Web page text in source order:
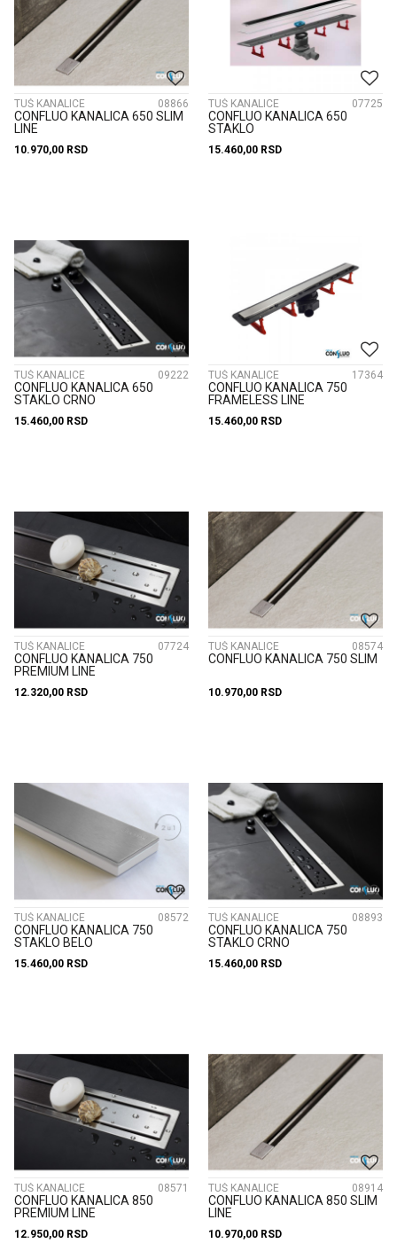
TUŠ KANALICE 08866
CONFLUO KANALICA 650 SLIM
LINE
10.970,00 RSD
TUŠ KANALICE 07725
CONFLUO KANALICA 650
STAKLO
15.460,00 RSD
TUŠ KANALICE 09222
CONFLUO KANALICA 650
STAKLO CRNO
15.460,00 RSD
TUŠ KANALICE 17364
CONFLUO KANALICA 750
FRAMELESS LINE
15.460,00 RSD
TUŠ KANALICE 07724
CONFLUO KANALICA 750
PREMIUM LINE
12.320,00 RSD
TUŠ KANALICE 08574
CONFLUO KANALICA 750 SLIM
10.970,00 RSD
TUŠ KANALICE 08572
CONFLUO KANALICA 750
STAKLO BELO
15.460,00 RSD
TUŠ KANALICE 08893
CONFLUO KANALICA 750
STAKLO CRNO
15.460,00 RSD
TUŠ KANALICE 08571
CONFLUO KANALICA 850
PREMIUM LINE
12.950,00 RSD
TUŠ KANALICE 08914
CONFLUO KANALICA 850 SLIM
LINE
10.970,00 RSD